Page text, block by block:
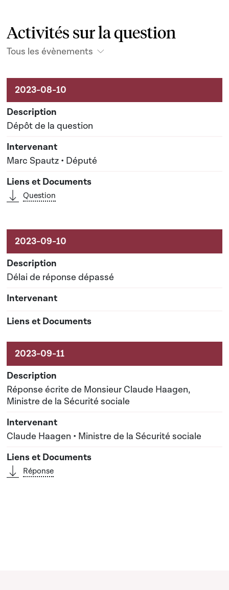
Activités sur la question
Tous les évènements
Activités sur le dossier
Dépôt de la question
Marc Spautz • Député
Question
Délai de réponse dépassé
Réponse écrite de Monsieur Claude Haagen,
Ministre de la Sécurité sociale
Claude Haagen • Ministre de la Sécurité sociale
Réponse